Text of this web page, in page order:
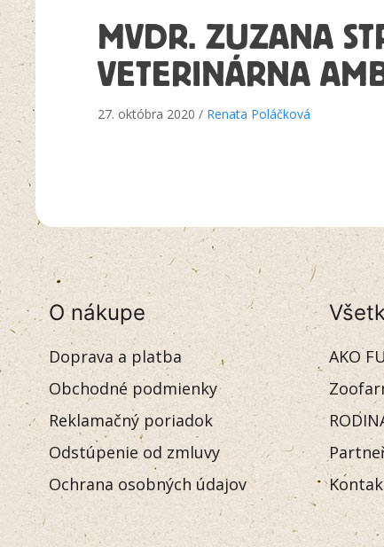
MVDR. ZUZANA
VETERINÁRNA
27. októbra 2020 / Renata Poláčková
O nákupe
Doprava a platba
Obchodné podmienky
Reklamačný poriadok
Odstúpenie od zmluvy
Ochrana osobných údajov
AKO